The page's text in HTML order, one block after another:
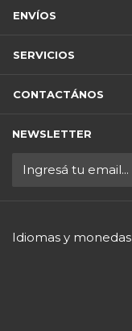
ENVÍOS
SERVICIOS
CONTACTÁNOS
NEWSLETTER
Idiomas y monedas